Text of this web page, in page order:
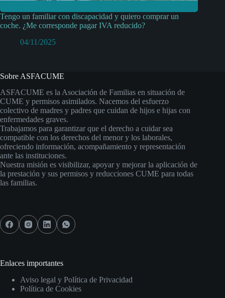
Tengo un familiar con discapacidad y quiero comprar un
coche. ¿Me corresponde pagar IVA reducido?
04/11/2025
Sobre ASFACUME
ASFACUME es la Asociación de Familias en situación de
CUME y permisos asimilados. Nacemos del esfuerzo
colectivo de madres y padres que cuidan de hijos e hijas con
enfermedades graves.
Trabajamos para garantizar que el derecho a cuidar sea
compatible con los derechos del menor y los laborales,
ofreciendo información, acompañamiento y representación
ante las instituciones.
Nuestra misión es visibilizar, apoyar y mejorar la aplicación de
la prestación y sus permisos y reducciones CUME para todas
las familias.
Enlaces importantes
Aviso legal y Política de Privacidad
Política de Cookies